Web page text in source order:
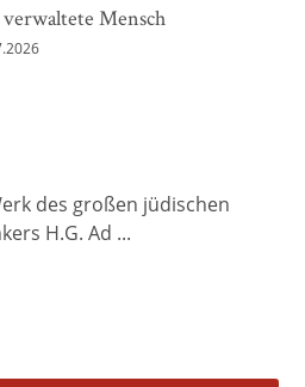
Mensch
des großen jüdischen
H.G. Ad ...